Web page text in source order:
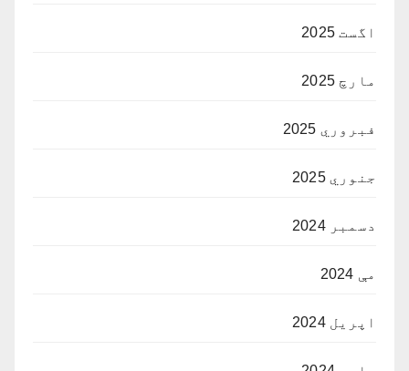
اگست 2025
مارچ 2025
فبروري 2025
جنوري 2025
دسمبر 2024
مې 2024
اپریل 2024